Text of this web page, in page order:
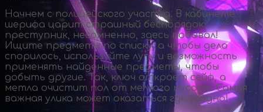
Начнем с полицейского участка. В кабинете
шерифа царит страшный беспорядок:
преступник, несомненно, здесь побывал!
Ищите предметы по списку, а чтобы дело
спорилось, используйте лупу и возможность
применять найденные предметы, чтобы
добыть другие. Так, ключ откроет сейф, а
метла очистит пол от мелкого мусора. Самая
важная улика может оказаться где угодно!